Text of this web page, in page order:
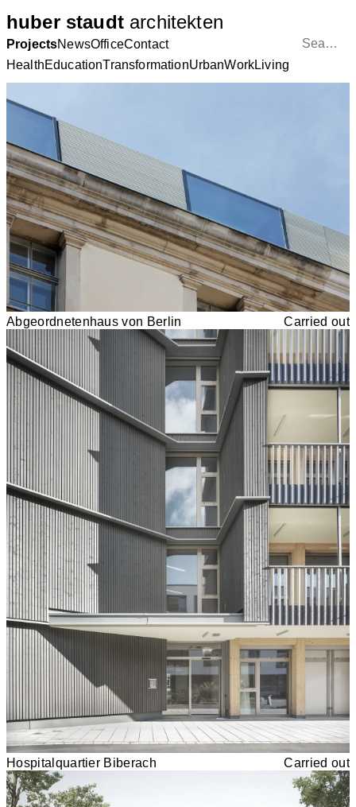
huber staudt architekten
ProjectsNewsOfficeContact
HealthEducationTransformationUrbanWorkLiving
Abgeordnetenhaus von Berlin Carried out
Hospitalquartier Biberach Carried out